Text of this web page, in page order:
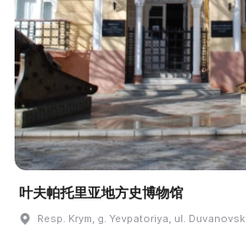
叶夫帕托里亚地方史博物馆
Resp. Krym, g. Yevpatoriya, ul.